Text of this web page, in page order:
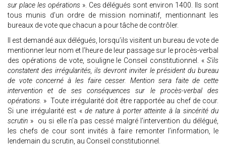
sur place les opérations ». Ces délégués sont environ 1400. Ils sont
tous munis d’un ordre de mission nominatif, mentionnant les
bureaux de vote que chacun a pour tâche de contrôler.
Il est demandé aux délégués, lorsqu’ils visitent un bureau de vote de
mentionner leur nom et l’heure de leur passage sur le procès-verbal
des opérations de vote, souligne le Conseil constitutionnel. « S'ils
constatent des irrégularités, ils devront inviter le président du bureau
de vote concerné à les faire cesser. Mention sera faite de cette
intervention et de ses conséquences sur le procès-verbal des
opérations. » Toute irrégularité doit être rapportée au chef de cour.
Si une irrégularité est «de nature à porter atteinte à la sincérité du
scrutin » ou si elle n’a pas cessé malgré l’intervention du délégué,
les chefs de cour sont invités à faire remonter l’information, le
lendemain du scrutin, au Conseil constitutionnel.